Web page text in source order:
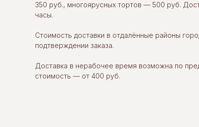
350 руб., многоярусных тортов — 500 руб.
часы.
Стоимость доставки в отдалённые районы
подтверждении заказа.
Доставка в нерабочее время возможна по
стоимость — от 400 руб.
TORTOLLA, 2023
персональных данных
Публичная оферта
О
Акция